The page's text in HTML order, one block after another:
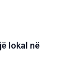
lokal në